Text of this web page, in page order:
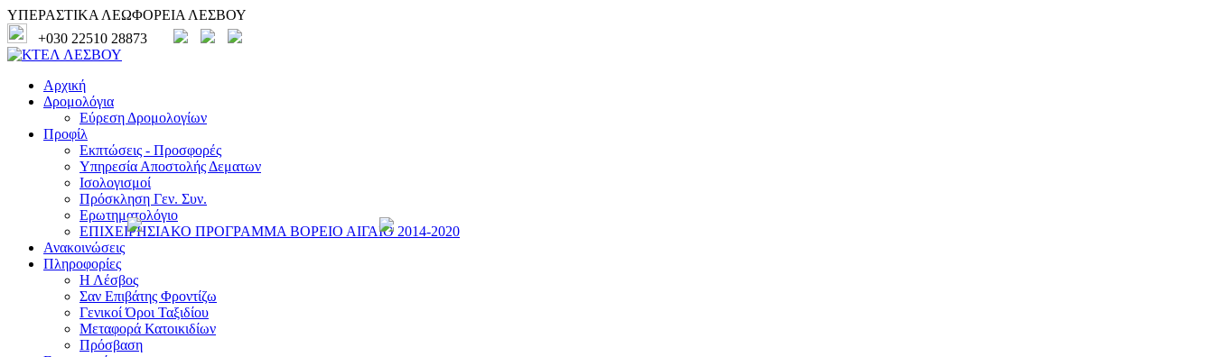
ΥΠΕΡΑΣΤΙΚΑ ΛΕΩΦΟΡΕΙΑ ΛΕΣΒΟΥ
+030 22510 28873
Αρχική
Δρομολόγια
Εύρεση Δρομολογίων
Προφίλ
Εκπτώσεις - Προσφορές
Υπηρεσία Αποστολής Δεματων
Ισολογισμοί
Πρόσκληση Γεν. Συν.
Ερωτηματολόγιο
ΕΠΙΧΕΙΡΗΣΙΑΚΟ ΠΡΟΓΡΑΜΜΑ ΒΟΡΕΙΟ ΑΙΓΑΙΟ 2014-2020
Ανακοινώσεις
Πληροφορίες
Η Λέσβος
Σαν Επιβάτης Φροντίζω
Γενικοί Όροι Ταξιδίου
Μεταφορά Κατοικιδίων
Πρόσβαση